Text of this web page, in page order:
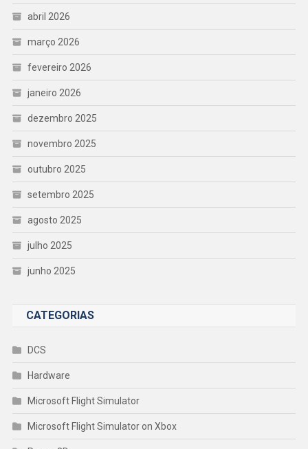
abril 2026
março 2026
fevereiro 2026
janeiro 2026
dezembro 2025
novembro 2025
outubro 2025
setembro 2025
agosto 2025
julho 2025
junho 2025
CATEGORIAS
DCS
Hardware
Microsoft Flight Simulator
Microsoft Flight Simulator on Xbox